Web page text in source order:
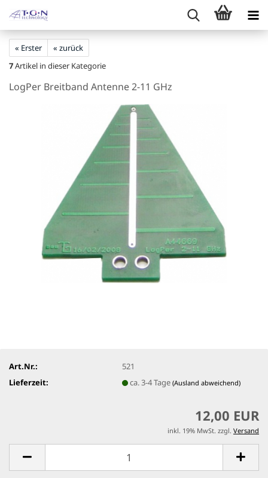
« Erster
« zurück
7Artikel in dieser Kategorie
LogPer Breitband Antenne 2-11 GHz
Art.Nr.:
521
Lieferzeit:
ca. 3-4 Tage(Ausland abweichend)
12,00 EUR
inkl. 19% MwSt. zzgl. Versand